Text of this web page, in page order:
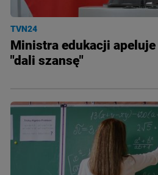
TVN24
Ministra edukacji
"dali szansę"